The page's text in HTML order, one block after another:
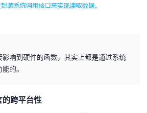
影响到硬件的函数，其实上都是通过系统
的。
跨平台性